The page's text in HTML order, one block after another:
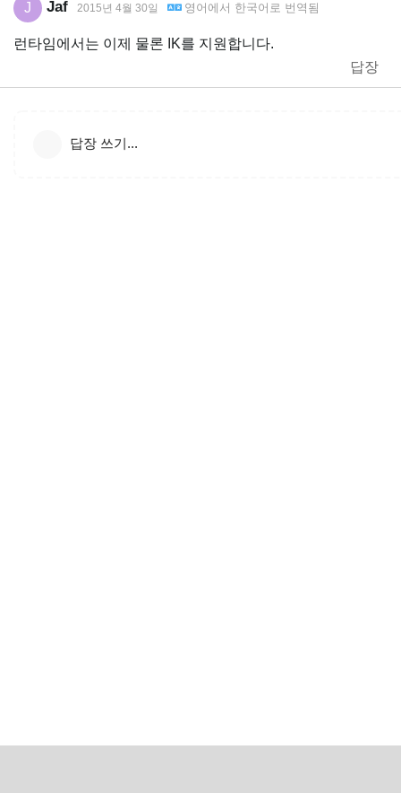
J Jaf 2015년 4월 30일 영어 에서 한국어 로 번역됨
런타임에서는 이제 물론 IK를 지원합니다.
답장
답장 쓰기...